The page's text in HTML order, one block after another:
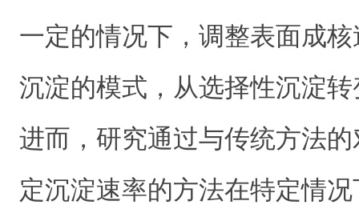
一定的情况下，调整表面成
沉淀的模式，从选择性沉淀
进而，研究通过与传统方法
定沉淀速率的方法在特定情